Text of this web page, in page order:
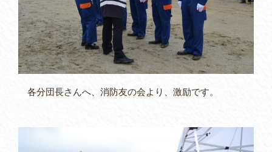
各分団長さんへ、消防友の会より、激励です。